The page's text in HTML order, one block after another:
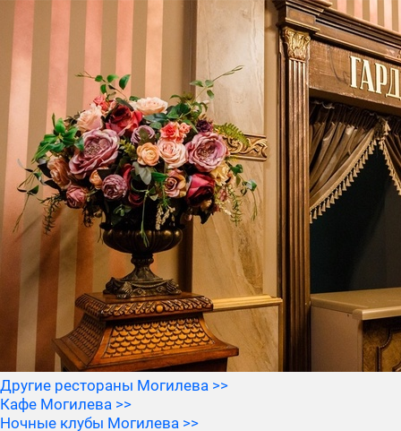
Другие рестораны Могилева >>
Кафе Могилева >>
Ночные клубы Могилева >>